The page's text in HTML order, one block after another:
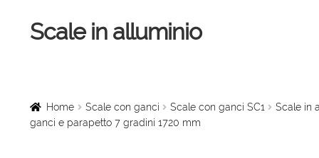
Vai
alla
Vai
al
Scale in alluminio
Scale a chiocciola
Home Scale con ganci Scale con ganci SC1
Scale in
ganci e parapetto 7 gradini 1720 mm